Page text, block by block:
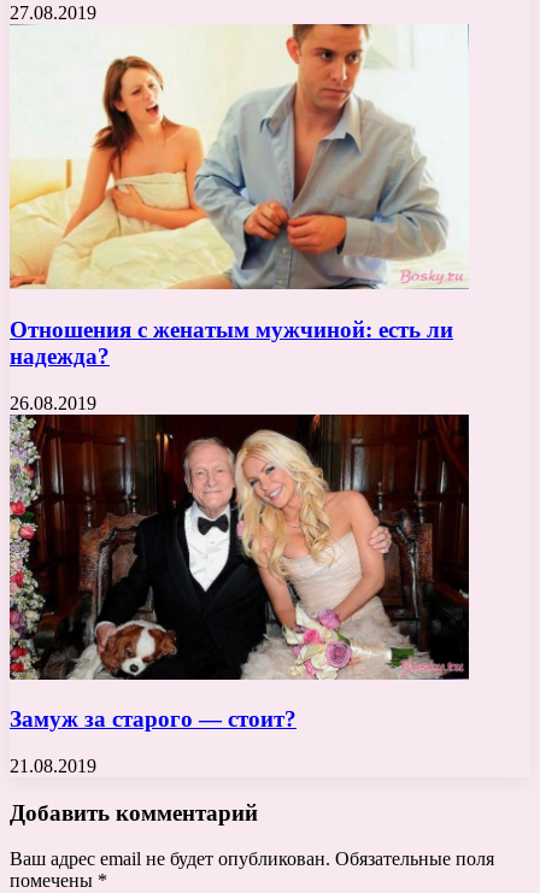
27.08.2019
Отношения с женатым мужчиной: есть ли
надежда?
26.08.2019
Замуж за старого — стоит?
21.08.2019
Добавить комментарий
Ваш адрес email не будет опубликован. Обязательные поля
помечены *